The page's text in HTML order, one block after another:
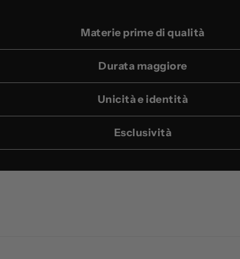
Materie prime di qualità
Durata maggiore
Unicità e identità
Esclusività